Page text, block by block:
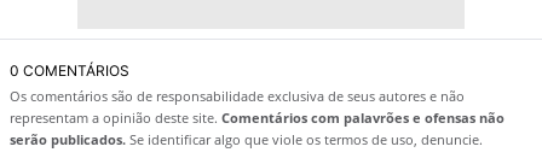
0 COMENTÁRIOS
Os comentários são de responsabilidade exclusiva de seus autores e não
representam a opinião deste site. Comentários com palavrões e ofensas não
serão publicados. Se identificar algo que viole os termos de uso, denuncie.